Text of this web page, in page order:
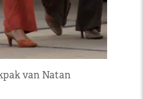
van Natan